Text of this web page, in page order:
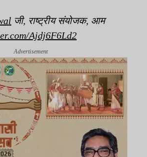
जी, राष्ट्रीय संयोजक, आम
Ajdj6F6Ld2
Advertisement